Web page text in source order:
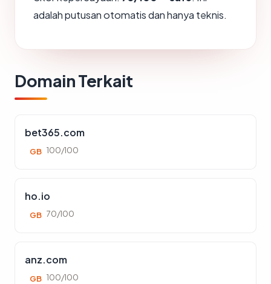
adalah putusan otomatis dan hanya teknis.
Domain Terkait
bet365.com
GB 100/100
ho.io
GB 70/100
anz.com
GB 100/100